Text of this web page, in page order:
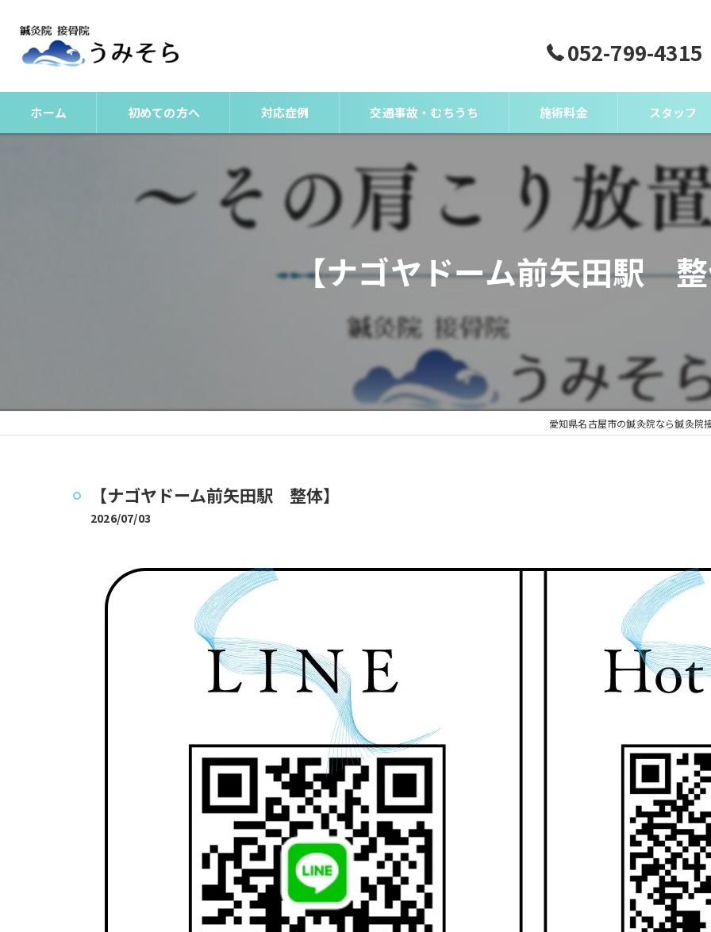
052-799-4315
ホーム 初めての方へ 対応症例
整体
腰痛（非特異性腰痛）とは？
交通事故・むちうち 施術料金 スタッフ
【ナゴヤドーム前矢田駅
愛知県名古屋市の鍼灸院なら鍼灸院
【ナゴヤドーム前矢田駅 整体】
2026/07/03